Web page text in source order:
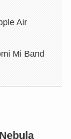
Air
Mi Band